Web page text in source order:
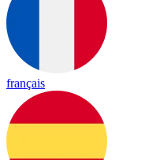
français